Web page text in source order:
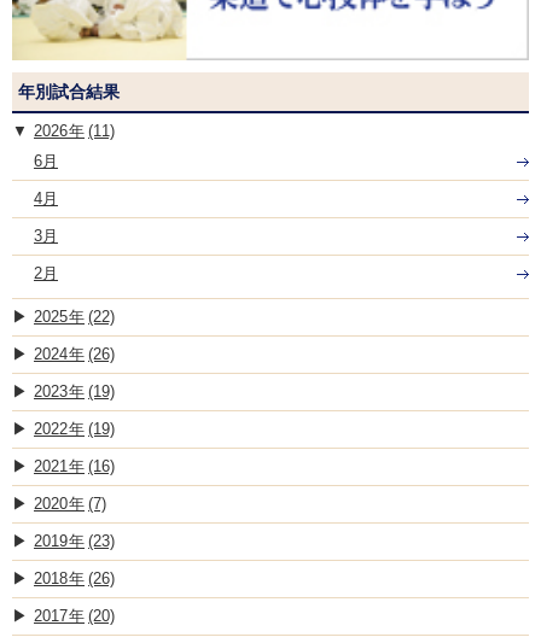
年別試合結果
2026
(11)
6月
4月
3月
2月
2025 (22)
2024 (26)
2023 (19)
2022 (19)
2021 (16)
2020 (7)
2019 (23)
2018 (26)
2017 (20)